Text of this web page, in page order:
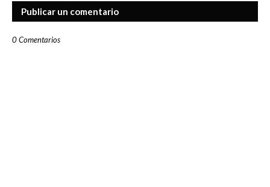
Publicar un comentario
0 Comentarios